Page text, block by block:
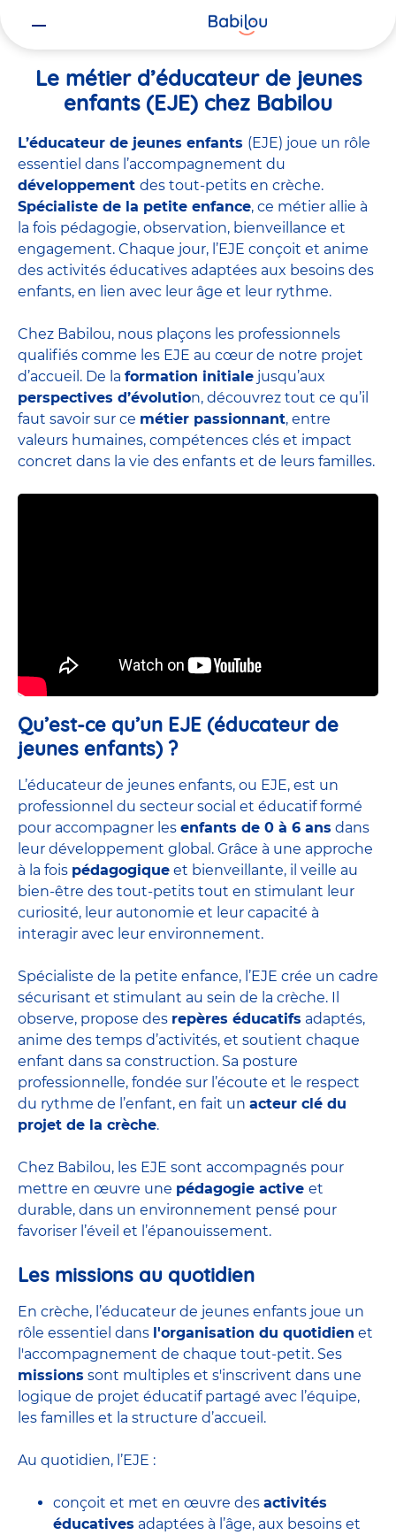
Le métier d’éducateur de jeunes
enfants (EJE) chez Babilou
L’éducateur de jeunes enfants (EJE) joue un rôle
essentiel dans l’accompagnement du
développement des tout-petits en crèche.
Spécialiste de la petite enfance, ce métier allie à
la fois pédagogie, observation, bienveillance et
engagement. Chaque jour, l’EJE conçoit et anime
des activités éducatives adaptées aux besoins des
enfants, en lien avec leur âge et leur rythme.
Chez Babilou, nous plaçons les professionnels
qualifiés comme les EJE au cœur de notre projet
d’accueil. De la formation initiale jusqu’aux
perspectives d’évolution, découvrez tout ce qu’il
faut savoir sur ce métier passionnant, entre
valeurs humaines, compétences clés et impact
concret dans la vie des enfants et de leurs familles.
Qu’est-ce qu’un EJE (éducateur de
jeunes enfants) ?
L’éducateur de jeunes enfants, ou EJE, est un
professionnel du secteur social et éducatif formé
pour accompagner les enfants de 0 à 6 ans dans
leur développement global. Grâce à une approche
à la fois pédagogique et bienveillante, il veille au
bien-être des tout-petits tout en stimulant leur
curiosité, leur autonomie et leur capacité à
interagir avec leur environnement.
Spécialiste de la petite enfance, l’EJE crée un cadre
sécurisant et stimulant au sein de la crèche. Il
observe, propose des repères éducatifs adaptés,
anime des temps d’activités, et soutient chaque
enfant dans sa construction. Sa posture
professionnelle, fondée sur l’écoute et le respect
du rythme de l’enfant, en fait un acteur clé du
projet de la crèche.
Chez Babilou, les EJE sont accompagnés pour
mettre en œuvre une pédagogie active et
durable, dans un environnement pensé pour
favoriser l’éveil et l’épanouissement.
Les missions au quotidien
En crèche, l’éducateur de jeunes enfants joue un
rôle essentiel dans l'organisation du quotidien et
l'accompagnement de chaque tout-petit. Ses
missions sont multiples et s'inscrivent dans une
logique de projet éducatif partagé avec l’équipe,
les familles et la structure d’accueil.
Au quotidien, l’EJE :
conçoit et met en œuvre des activités
éducatives adaptées à l’âge, aux besoins et